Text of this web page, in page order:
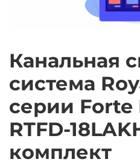
Канальная
система
серии Forte
RTFD-
комплект